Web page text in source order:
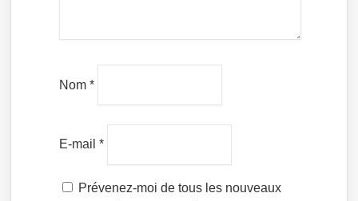
Nom*
E-mail*
Prévenez-moi de tous les nouveaux